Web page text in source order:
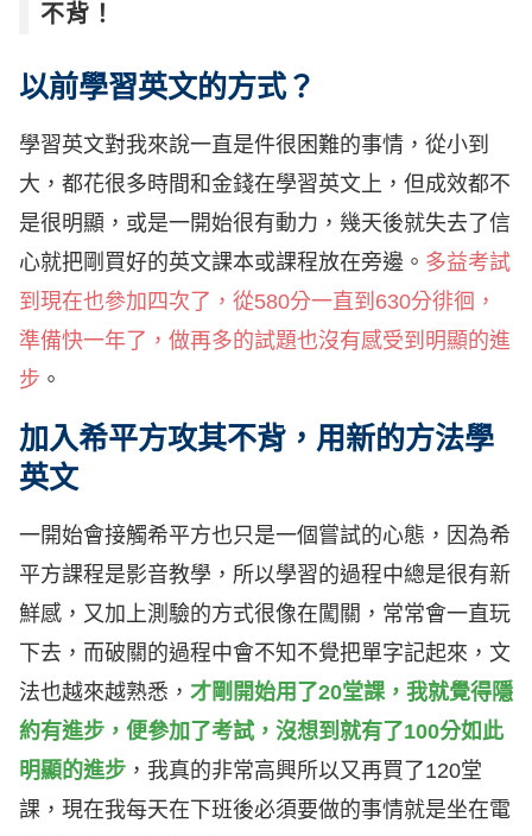
不背！
以前學習英文的方式？
學習英文對我來說一直是件很困難的事情，從小到
大，都花很多時間和金錢在學習英文上，但成效都不
是很明顯，或是一開始很有動力，幾天後就失去了信
心就把剛買好的英文課本或課程放在旁邊。 多益考試
到現在也參加四次了，從580分一直到630分徘徊，
準備快一年了，做再多的試題也沒有感受到明顯的進
步 。
加入希平方攻其不背，用新的方法學
英文
一開始會接觸希平方也只是一個嘗試的心態，因為希
平方課程是影音教學，所以學習的過程中總是很有新
鮮感，又加上測驗的方式很像在闖關，常常會一直玩
下去，而破關的過程中會不知不覺把單字記起來，文
法也越來越熟悉， 才剛開始用了20堂課，我就覺得隱
約有進步，便參加了考試，沒想到就有了100分如此
明顯的進步 ，我真的非常高興所以又再買了120堂
課，現在我每天在下班後必須要做的事情就是坐在電